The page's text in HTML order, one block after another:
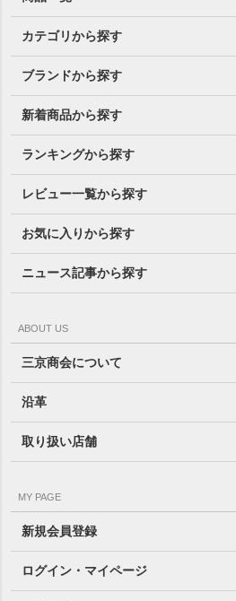
カテゴリから探す
ブランドから探す
新着商品から探す
ランキングから探す
レビュー一覧から探す
お気に入りから探す
ニュース記事から探す
ABOUT US
三京商会について
沿革
取り扱い店舗
MY PAGE
新規会員登録
ログイン・マイページ